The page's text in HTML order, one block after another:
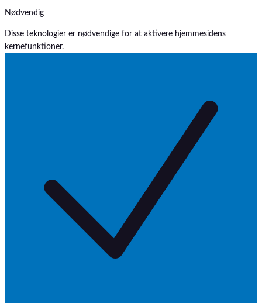
Nødvendig
Disse teknologier er nødvendige for at aktivere hjemmesidens
kernefunktioner.